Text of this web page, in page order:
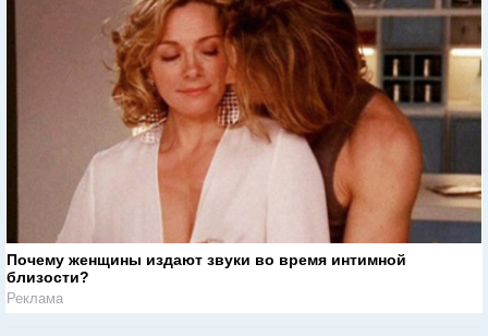
Почему женщины издают звуки во время интимной
близости?
Реклама